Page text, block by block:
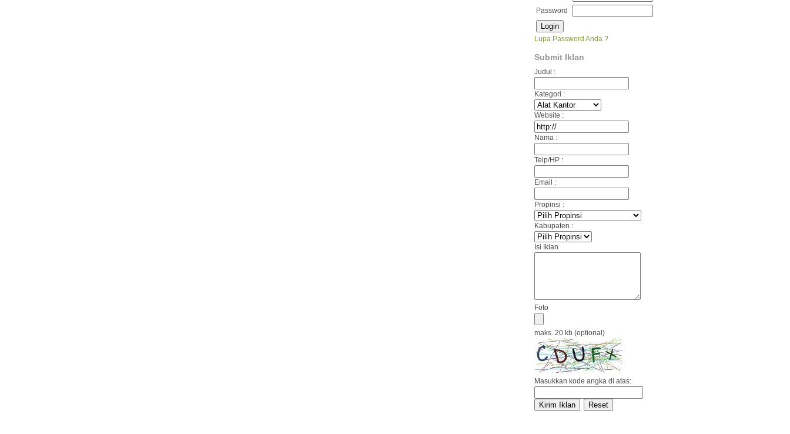
Password
Lupa Password Anda ?
Submit Iklan
Judul :
Kategori :
Website :
Nama :
Telp/HP :
Email :
Propinsi :
Kabupaten :
Isi Iklan
Foto
maks. 20 kb (optional)
Masukkan kode angka di atas: